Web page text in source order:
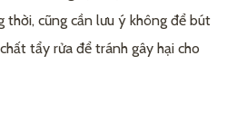
thời, cũng cần lưu ý không để bút
tẩy rửa để tránh gây hại cho